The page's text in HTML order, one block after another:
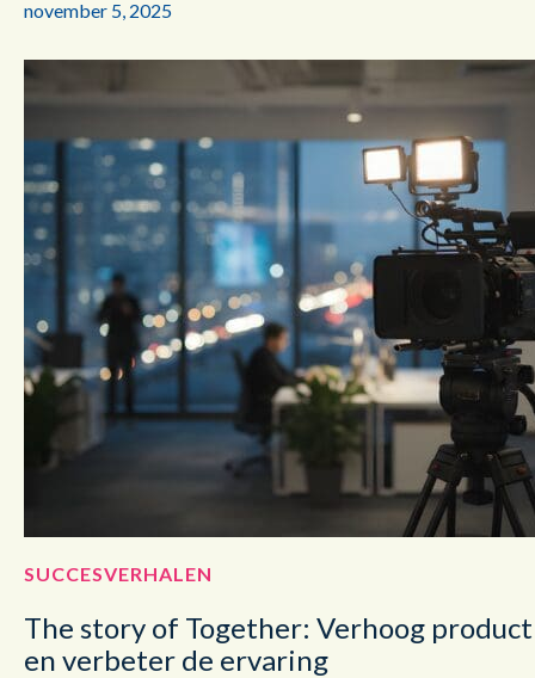
november 5, 2025
SUCCESVERHALEN
The story of Together: Verhoog
en verbeter de ervaring